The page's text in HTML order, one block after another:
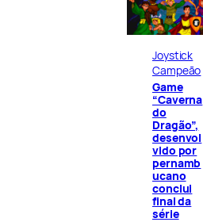
Joystick
Campeão
Game
“Caverna
do
Dragão”,
desenvol
vido por
pernamb
ucano
conclui
final da
série